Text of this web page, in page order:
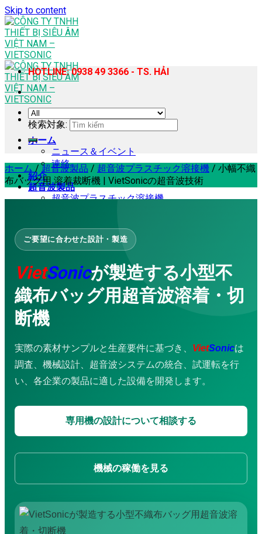
Skip to content
ホーム
ニュース＆イベント
連絡
紹介
超音波製品
超音波プラスチック溶接機
超音波ホモジナイザー・抽出機
超音波カッター
超音波洗浄機
金属用超音波溶接機
バッグ製造ライン
サービス
精密機械加工サービス
修理・メンテナンス
防水工事サービス
応用動画
超音波ミシン
超音波カッター
ハンディ型超音波溶着機
超音波攪拌・抽出装置
布袋製造機
ダウンロード
HOTLINE: 0938 49 3366 - TS. HẢI
検索対象:
ホーム / 超音波製品 / 超音波プラスチック溶接機 / 小幅不織
布バッグ用 溶着裁断機 | VietSonicの超音波技術
ご要望に合わせた設計・製造
VietSonicが製造する小型不
織布バッグ用超音波溶着・切
断機
実際の素材サンプルと生産要件に基づき、 VietSonicは
調査、機械設計、超音波システムの統合、試運転を行
い、各企業の製品に適した設備を開発します。
専用機の設計について相談する
機械の稼働を見る